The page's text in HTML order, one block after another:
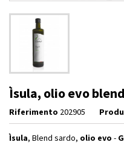
Ìsula, olio evo
Riferimento 202905
Ìsula, Blend sardo, olio evo -